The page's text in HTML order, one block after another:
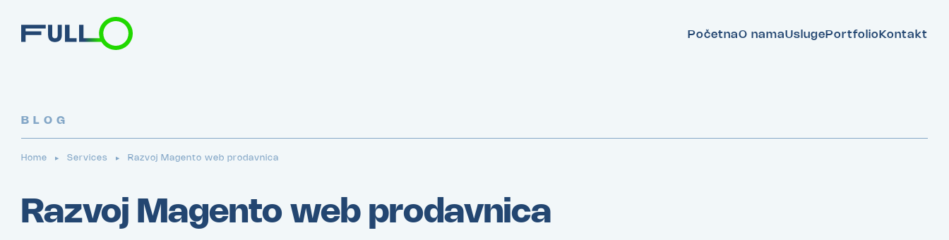
PočetnaO namaUsluge Portfolio Kontakt
BLOG
Home ▶ Services ▶ Razvoj Magento web prodavnica
Razvoj Magento web prodavnica